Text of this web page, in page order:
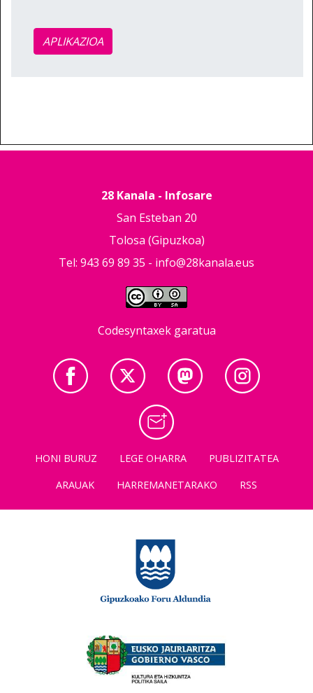
APLIKAZIOA
28 Kanala - Infosare
San Esteban 20
Tolosa (Gipuzkoa)
Tel: 943 69 89 35 - info@28kanala.eus
Codesyntaxek garatua
HONI BURUZ LEGE OHARRA
PUBLIZITATEA
ARAUAK
HARREMANETARAKO RSS